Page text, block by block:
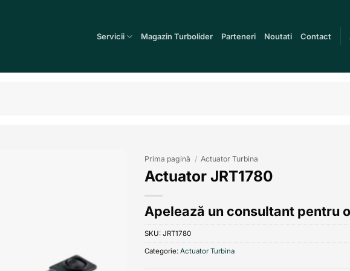
Servicii Magazin Turbolider Parteneri Noutati Contact
Prima pagină / Actuator Turbina
Actuator JRT1780
Apelează un consultant pentru
SKU: JRT1780
Categorie: Actuator Turbina